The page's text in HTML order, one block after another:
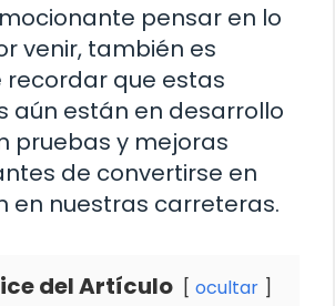
pensar en lo
venir, también es
que estas
aún están en desarrollo
pruebas y mejoras
de convertirse en
en nuestras carreteras.
del Artículo ocultar